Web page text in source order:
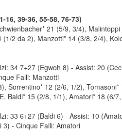
39-36, 55-58, 76-73)
21 (5/9, 3/4),
2 da 2), Manzotti* 14 (3/8, 2/4),
34 7+27 (Egwoh 8) - Assist: 20
Falli: Manzotti
Sorrentino* 12 (2/6, 1/2), Tomasoni*
Baldi* 15 (2/8, 1/1), Amatori* 18 (6/
33 6+27 (Baldi 6) - Assist: 10
3) - Cinque Falli: Amatori